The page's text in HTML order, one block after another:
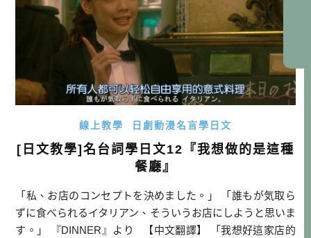
線上教學 日劇動漫名言學日文
[日文教學]名台詞學日文12『我想做的是這種
餐廳』
「私、お店のコンセプトを決めました。」 「誰もが気取ら
ずに食べられるイタリアン、そういうお店にしようと思いま
す。」 『DINNER』より 【中文翻譯】 「我想好這家店的